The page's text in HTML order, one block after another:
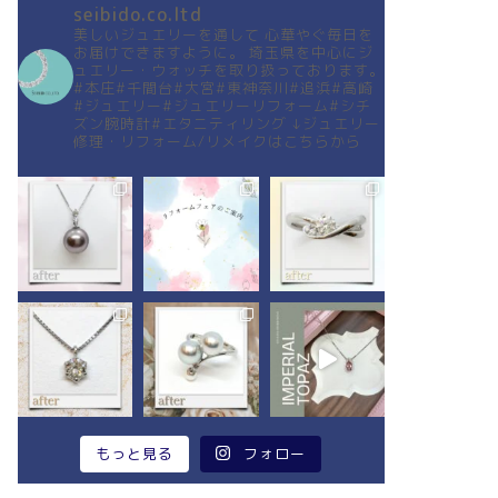
seibido.co.ltd
美しいジュエリーを通して 心華やぐ毎日を
お届けできますように。
埼玉県を中心にジ
ュエリー・ウォッチを取り扱っております。
#本庄#千間台#大宮#東神奈川#追浜#高崎
#ジュエリー#ジュエリーリフォーム#シチ
ズン腕時計#エタニティリング ↓ジュエリー
修理・リフォーム/リメイクはこちらから
もっと見る フォロー